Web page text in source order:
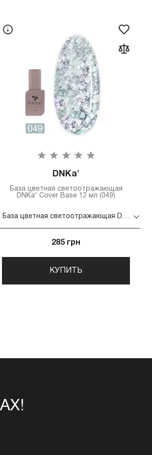
DNKa'
База цветная светоотражающая
DNKa' Cover Base 12 мл (049)
База цветная светоотражающая DNKa' Cover Base 12 мл (049)
285 грн
КУПИТЬ